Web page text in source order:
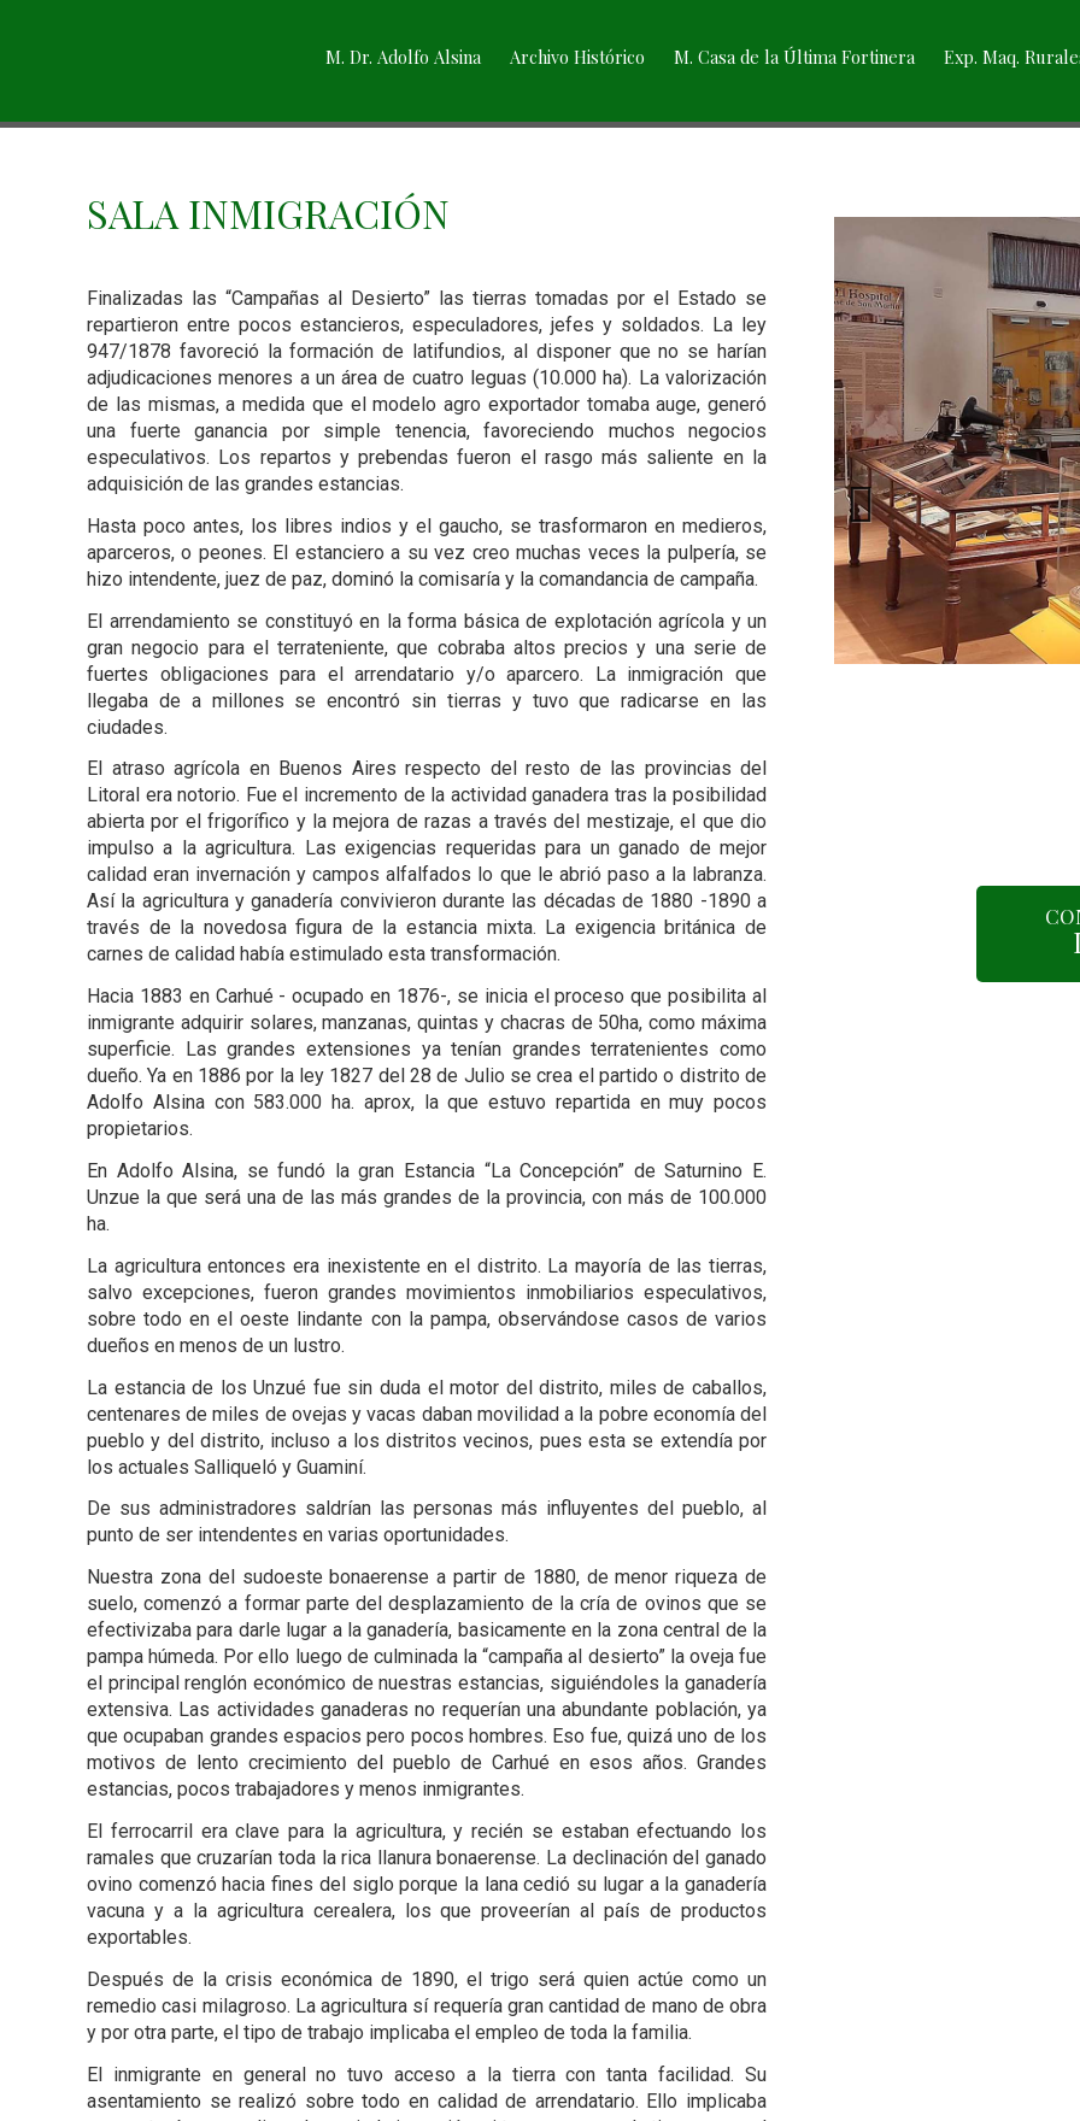
M. Dr. Adolfo Alsina Archivo Histórico M. Casa de la Última Fortinera Exp. Maq.
SALA INMIGRACIÓN
Finalizadas las “Campañas al Desierto” las tierras tomadas por el Estado se
repartieron entre pocos estancieros, especuladores, jefes y soldados. La ley
947/1878 favoreció la formación de latifundios, al disponer que no se harían
adjudicaciones menores a un área de cuatro leguas (10.000 ha). La valorización
de las mismas, a medida que el modelo agro exportador tomaba auge, generó
una fuerte ganancia por simple tenencia, favoreciendo muchos negocios
especulativos. Los repartos y prebendas fueron el rasgo más saliente en la
adquisición de las grandes estancias.
Hasta poco antes, los libres indios y el gaucho, se trasformaron en medieros,
aparceros, o peones. El estanciero a su vez creo muchas veces la pulpería, se
hizo intendente, juez de paz, dominó la comisaría y la comandancia de campaña.
El arrendamiento se constituyó en la forma básica de explotación agrícola y un
gran negocio para el terrateniente, que cobraba altos precios y una serie de
fuertes obligaciones para el arrendatario y/o aparcero. La inmigración que
llegaba de a millones se encontró sin tierras y tuvo que radicarse en las
ciudades.
El atraso agrícola en Buenos Aires respecto del resto de las provincias del
Litoral era notorio. Fue el incremento de la actividad ganadera tras la posibilidad
abierta por el frigorífico y la mejora de razas a través del mestizaje, el que dio
impulso a la agricultura. Las exigencias requeridas para un ganado de mejor
calidad eran invernación y campos alfalfados lo que le abrió paso a la labranza.
Así la agricultura y ganadería convivieron durante las décadas de 1880 -1890 a
través de la novedosa figura de la estancia mixta. La exigencia británica de
carnes de calidad había estimulado esta transformación.
Hacia 1883 en Carhué - ocupado en 1876-, se inicia el proceso que posibilita al
inmigrante adquirir solares, manzanas, quintas y chacras de 50ha, como máxima
superficie. Las grandes extensiones ya tenían grandes terratenientes como
dueño. Ya en 1886 por la ley 1827 del 28 de Julio se crea el partido o distrito de
Adolfo Alsina con 583.000 ha. aprox, la que estuvo repartida en muy pocos
propietarios.
En Adolfo Alsina, se fundó la gran Estancia “La Concepción” de Saturnino E.
Unzue la que será una de las más grandes de la provincia, con más de 100.000
ha.
La agricultura entonces era inexistente en el distrito. La mayoría de las tierras,
salvo excepciones, fueron grandes movimientos inmobiliarios especulativos,
sobre todo en el oeste lindante con la pampa, observándose casos de varios
dueños en menos de un lustro.
La estancia de los Unzué fue sin duda el motor del distrito, miles de caballos,
centenares de miles de ovejas y vacas daban movilidad a la pobre economía del
pueblo y del distrito, incluso a los distritos vecinos, pues esta se extendía por
los actuales Salliqueló y Guaminí.
De sus administradores saldrían las personas más influyentes del pueblo, al
punto de ser intendentes en varias oportunidades.
Nuestra zona del sudoeste bonaerense a partir de 1880, de menor riqueza de
suelo, comenzó a formar parte del desplazamiento de la cría de ovinos que se
efectivizaba para darle lugar a la ganadería, basicamente en la zona central de la
pampa húmeda. Por ello luego de culminada la “campaña al desierto” la oveja fue
el principal renglón económico de nuestras estancias, siguiéndoles la ganadería
extensiva. Las actividades ganaderas no requerían una abundante población, ya
que ocupaban grandes espacios pero pocos hombres. Eso fue, quizá uno de los
motivos de lento crecimiento del pueblo de Carhué en esos años. Grandes
estancias, pocos trabajadores y menos inmigrantes.
El ferrocarril era clave para la agricultura, y recién se estaban efectuando los
ramales que cruzarían toda la rica llanura bonaerense. La declinación del ganado
ovino comenzó hacia fines del siglo porque la lana cedió su lugar a la ganadería
vacuna y a la agricultura cerealera, los que proveerían al país de productos
exportables.
Después de la crisis económica de 1890, el trigo será quien actúe como un
remedio casi milagroso. La agricultura sí requería gran cantidad de mano de obra
y por otra parte, el tipo de trabajo implicaba el empleo de toda la familia.
El inmigrante en general no tuvo acceso a la tierra con tanta facilidad. Su
asentamiento se realizó sobre todo en calidad de arrendatario. Ello implicaba
Sala Inmigración
Previous